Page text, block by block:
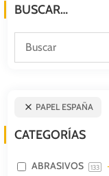
BUSCAR…
PAPEL ESPAÑA
CATEGORÍAS
ABRASIVOS 133